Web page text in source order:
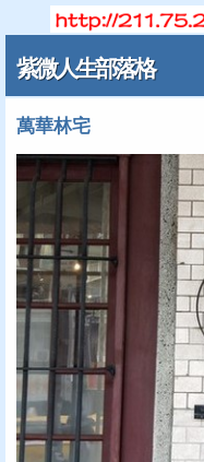
紫微人生部落格
萬華林宅